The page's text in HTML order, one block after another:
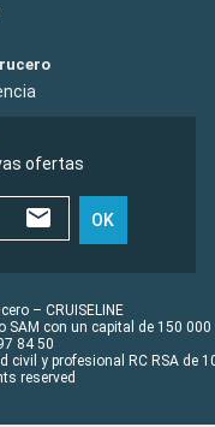
ofertas
OK
– CRUISELINE
SAM con un capital de 150 000
84 50
y profesional RC RSA de
reserved